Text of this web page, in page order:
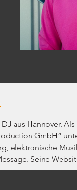
aus Hannover.
GmbH“
elektronische
Seine